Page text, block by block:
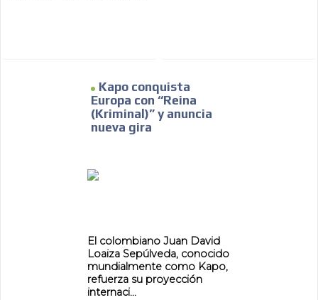
Kapo conquista
Europa con “Reina
(Kriminal)” y anuncia
nueva gira
El colombiano Juan David
Loaiza Sepúlveda, conocido
mundialmente como Kapo,
refuerza su proyección
internaci...